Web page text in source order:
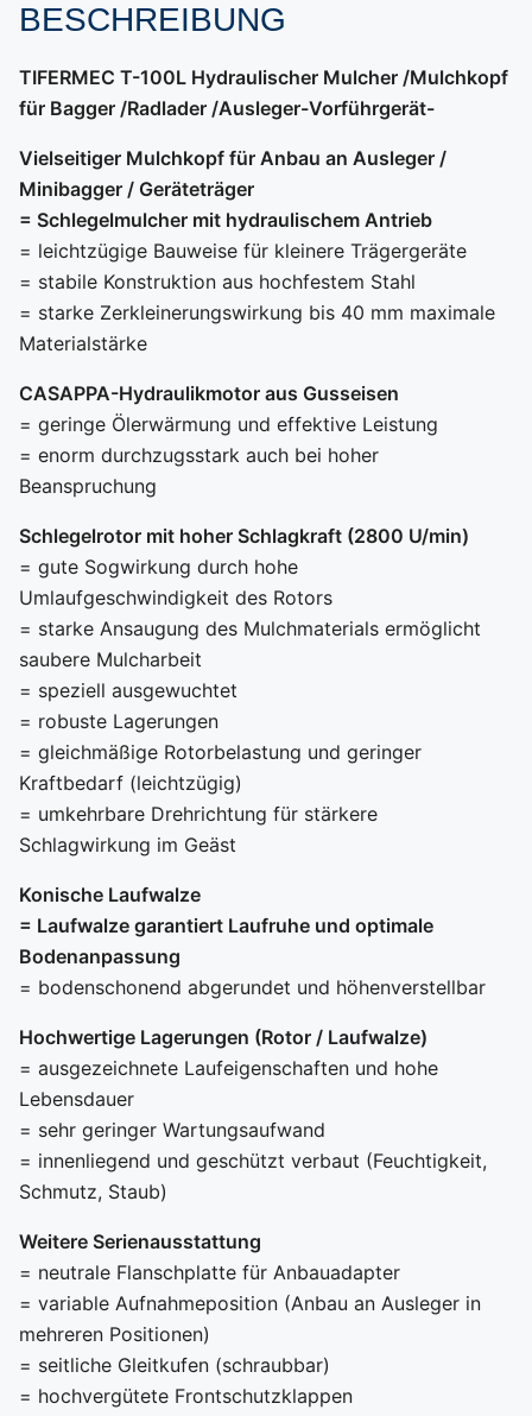
BESCHREIBUNG
TIFERMEC T-100L Hydraulischer Mulcher /Mulchkopf
für Bagger /Radlader /Ausleger-Vorführgerät-
Vielseitiger Mulchkopf für Anbau an Ausleger /
Minibagger / Geräteträger
= Schlegelmulcher mit hydraulischem Antrieb
= leichtzügige Bauweise für kleinere Trägergeräte
= stabile Konstruktion aus hochfestem Stahl
= starke Zerkleinerungswirkung bis 40 mm maximale
Materialstärke
CASAPPA-Hydraulikmotor aus Gusseisen
= geringe Ölerwärmung und effektive Leistung
= enorm durchzugsstark auch bei hoher
Beanspruchung
Schlegelrotor mit hoher Schlagkraft (2800 U/min)
= gute Sogwirkung durch hohe
Umlaufgeschwindigkeit des Rotors
= starke Ansaugung des Mulchmaterials ermöglicht
saubere Mulcharbeit
= speziell ausgewuchtet
= robuste Lagerungen
= gleichmäßige Rotorbelastung und geringer
Kraftbedarf (leichtzügig)
= umkehrbare Drehrichtung für stärkere
Schlagwirkung im Geäst
Konische Laufwalze
= Laufwalze garantiert Laufruhe und optimale
Bodenanpassung
= bodenschonend abgerundet und höhenverstellbar
Hochwertige Lagerungen (Rotor / Laufwalze)
= ausgezeichnete Laufeigenschaften und hohe
Lebensdauer
= sehr geringer Wartungsaufwand
= innenliegend und geschützt verbaut (Feuchtigkeit,
Schmutz, Staub)
Weitere Serienausstattung
= neutrale Flanschplatte für Anbauadapter
= variable Aufnahmeposition (Anbau an Ausleger in
mehreren Positionen)
= seitliche Gleitkufen (schraubbar)
= hochvergütete Frontschutzklappen